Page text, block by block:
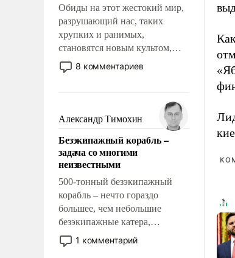
Обиды на этот жестокий мир,
разрушающий нас, таких
хрупких и ранимых,
становятся новым культом,
постепенно вытесняя и
отменяя традиционное
мужественным и твердым под
ударами судьбы, брать на себя
ответственность, помогать
слабым, идти вперед и
адаптироваться.
8 комментариев
Александр Тимохин
Безэкипажный корабль –
задача со многими
неизвестными
500-тонный безэкипажный
корабль – нечто гораздо
большее, чем небольшие
безэкипажные катера,
применение которых уже
стало обыденностью. Задача по
1 комментарий